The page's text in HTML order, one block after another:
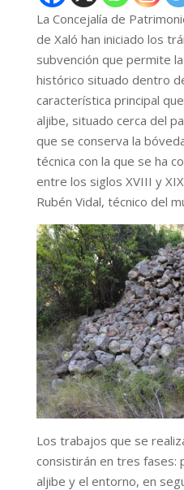
La Concejalía de
de Xaló han iniciado los
subvención que permite
histórico situado dentro
característica principal
aljibe, situado cerca del
que se conserva la
técnica con la que se ha
entre los siglos XVIII y
Rubén Vidal, técnico del
Los trabajos que se
consistirán en tres fases:
aljibe y el entorno, en